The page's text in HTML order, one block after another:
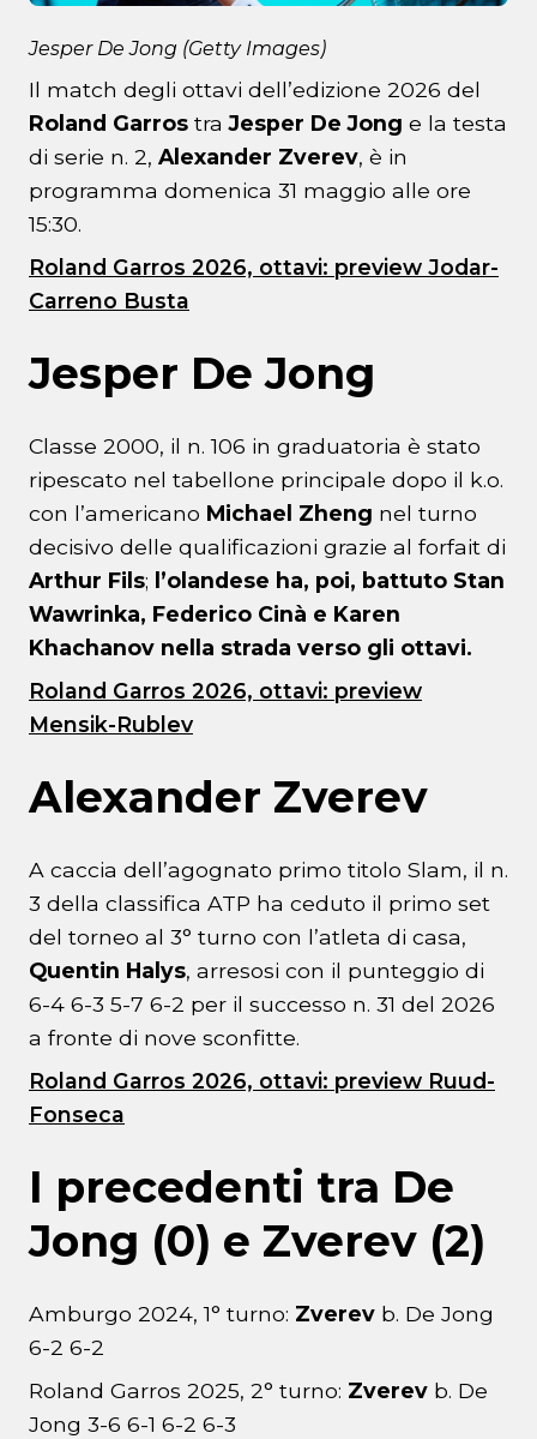
Jesper De Jong (Getty Images)
Il match degli ottavi dell’edizione 2026 del
Roland Garros traJesper De Jong e la testa
di serie n. 2, Alexander Zverev, è in
programma domenica 31 maggio alle ore
15:30.
Roland Garros 2026, ottavi: preview Jodar-
Carreno Busta
Jesper De Jong
Classe 2000, il n. 106 in graduatoria è stato
ripescato nel tabellone principale dopo il k.o.
con l’americano Michael Zheng nel turno
decisivo delle qualificazioni grazie al forfait di
Arthur Fils; l’olandese ha, poi, battuto Stan
Wawrinka, Federico Cinà e Karen
Khachanov nella strada verso gli ottavi.
Roland Garros 2026, ottavi: preview
Mensik-Rublev
Alexander Zverev
A caccia dell’agognato primo titolo Slam, il n.
3 della classifica ATP ha ceduto il primo set
del torneo al 3° turno con l’atleta di casa,
Quentin Halys, arresosi con il punteggio di
6-4 6-3 5-7 6-2 per il successo n. 31 del 2026
a fronte di nove sconfitte.
Roland Garros 2026, ottavi: preview Ruud-
Fonseca
I precedenti tra De
Jong (0) e Zverev (2)
Amburgo 2024, 1° turno: Zverev b. De Jong
6-2 6-2
Roland Garros 2025, 2° turno: Zverev b. De
Jong 3-6 6-1 6-2 6-3